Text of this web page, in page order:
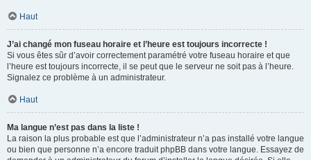
Haut
J’ai changé mon fuseau horaire et l’heure est toujours incorrecte !
Si vous êtes sûr d’avoir correctement paramétré votre fuseau horaire et que
l’heure est toujours incorrecte, il se peut que le serveur ne soit pas à l’heure.
Signalez ce problème à un administrateur.
Haut
Ma langue n’est pas dans la liste !
La raison la plus probable est que l’administrateur n’a pas installé votre langue
ou bien que personne n’a encore traduit phpBB dans votre langue. Essayez de